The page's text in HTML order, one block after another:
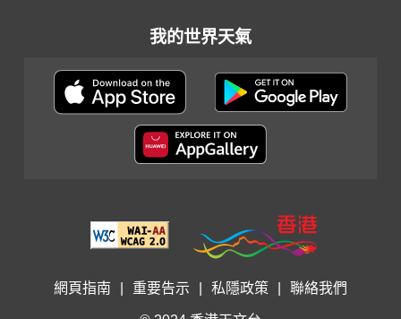
我的世界天氣
網頁指南 重要告示 私隱政策 聯絡我們